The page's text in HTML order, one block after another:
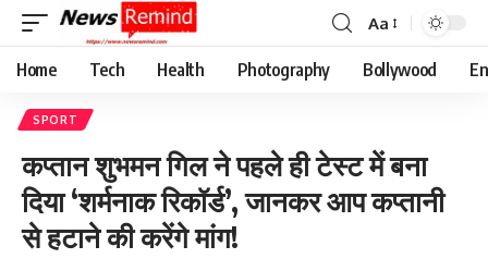
Font
Resizer
Aa
Home Tech Health Photography Bollywood
SPORT
कप्तान शुभमन गिल ने पहले ही टेस्ट में बना
दिया ‘शर्मनाक रिकॉर्ड’, जानकर आप कप्तानी
से हटाने की करेंगे मांग!